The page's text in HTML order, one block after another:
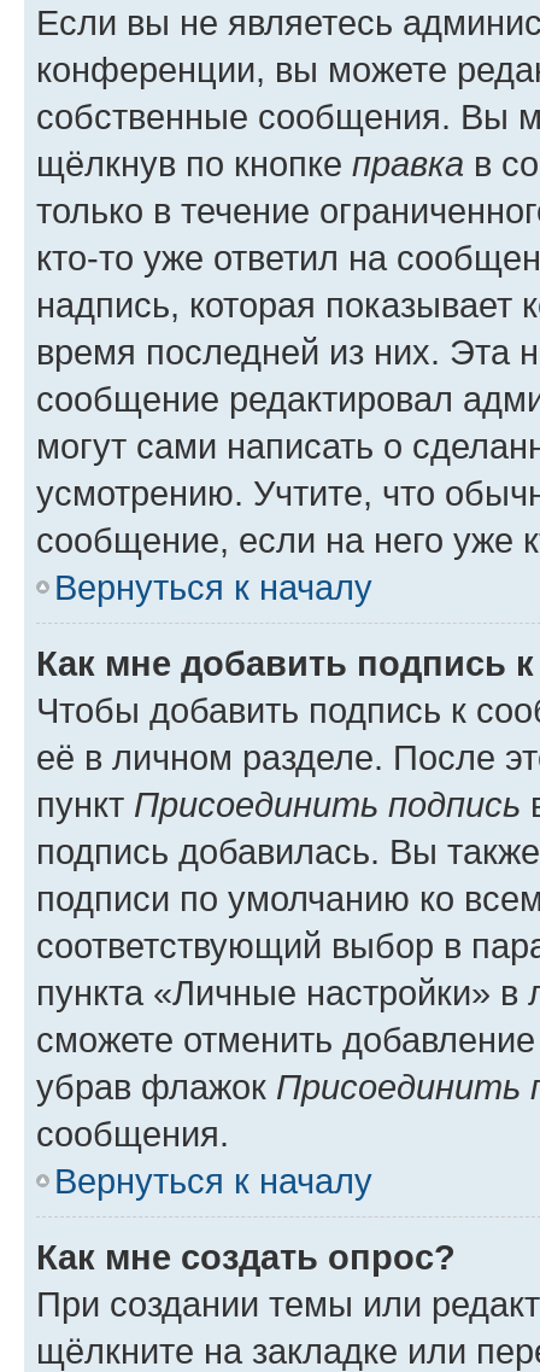
Если вы не являетесь
конференции, вы можете
собственные сообщения. Вы
щёлкнув по кнопке правка в
только в течение
кто-то уже ответил на
надпись, которая показывает
время последней из них. Эта
сообщение редактировал
могут сами написать о
усмотрению. Учтите, что
сообщение, если на него уже
Вернуться к началу
Как мне добавить подпись
Чтобы добавить подпись к
её в личном разделе. После
пункт Присоединить подпись
подпись добавилась. Вы
подписи по умолчанию ко
соответствующий выбор в
пункта «Личные настройки»
сможете отменить
убрав флажок Присоединить
сообщения.
Вернуться к началу
Как мне создать опрос?
При создании темы или
щёлкните на закладке или